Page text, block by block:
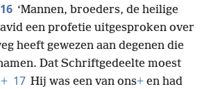
16 ‘Mannen, broeders, de heilige
een profetie uitgesproken over
heeft gewezen aan degenen die
Dat Schriftgedeelte moest
+ 17 Hij was een van ons+ en had